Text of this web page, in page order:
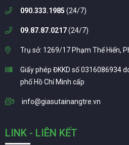
090.333.1985 (24/7)
09.87.87.0217(24/7)
Trụ sở: 1269/17 Phạm Thế Hiển,
Giấy phép ĐKKD số 0316086934
phố Hồ Chí Minh cấp
info@giasutainangtre.vn
LINK - LIÊN KẾT